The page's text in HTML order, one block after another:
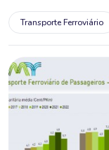
Transporte Ferroviário